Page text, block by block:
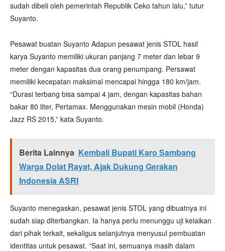
sudah dibeli oleh pemerintah Republik Ceko tahun lalu,” tutur
Suyanto.
Pesawat buatan Suyanto Adapun pesawat jenis STOL hasil
karya Suyanto memiliki ukuran panjang 7 meter dan lebar 9
meter dengan kapasitas dua orang penumpang. Persawat
memiliki kecepatan maksimal mencapai hingga 180 km/jam.
“Durasi terbang bisa sampai 4 jam, dengan kapasitas bahan
bakar 80 liter, Pertamax. Menggunakan mesin mobil (Honda)
Jazz RS 2015,” kata Suyanto.
Berita Lainnya Kembali Bupati Karo Sambang
Warga Dolat Rayat, Ajak Dukung Gerakan
Indonesia ASRI
Suyanto menegaskan, pesawat jenis STOL yang dibuatnya ini
sudah siap diterbangkan. Ia hanya perlu menunggu uji kelaikan
dari pihak terkait, sekaligus selanjutnya menyusul pembuatan
identitas untuk pesawat. “Saat ini, semuanya masih dalam